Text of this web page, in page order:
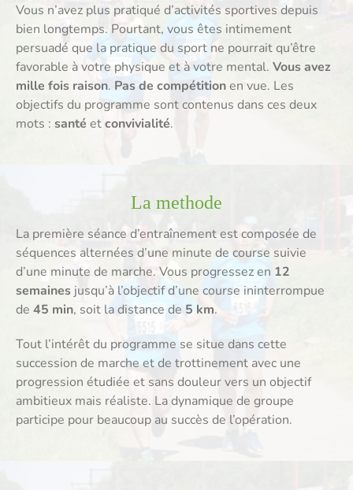
Vous n’avez plus pratiqué d’activités sportives depuis
bien longtemps. Pourtant, vous êtes intimement
persuadé que la pratique du sport ne pourrait qu’être
favorable à votre physique et à votre mental. Vous avez
mille fois raison. Pas de compétitionen vue. Les
objectifs du programme sont contenus dans ces deux
mots : santé etconvivialité.
La methode
La première séance d’entraînement est composée de
séquences alternées d’une minute de course suivie
d’une minute de marche. Vous progressez en 12
semaines jusqu’à l’objectif d’une course ininterrompue
de 45 min, soit la distance de 5 km.
Tout l’intérêt du programme se situe dans cette
succession de marche et de trottinement avec une
progression étudiée et sans douleur vers un objectif
ambitieux mais réaliste. La dynamique de groupe
participe pour beaucoup au succès de l’opération.